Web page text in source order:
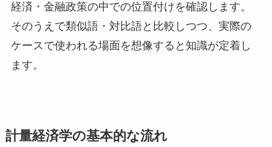
経済・金融政策の中での位置付けを確認します。
そのうえで類似語・対比語と比較しつつ、実際の
ケースで使われる場面を想像すると知識が定着し
ます。
計量経済学の基本的な流れ